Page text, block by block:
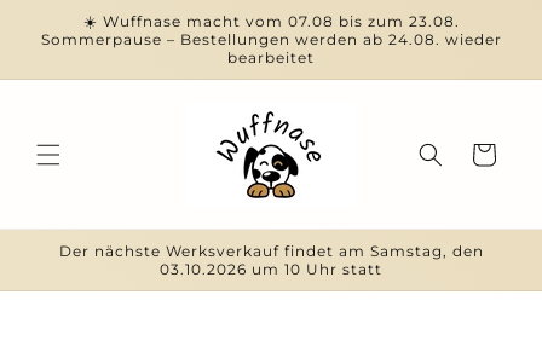
zum
Inhalt
☀️ Wuffnase macht vom 07.08 bis zum 23.08.
Sommerpause – Bestellungen werden ab 24.08. wieder
bearbeitet
Warenkorb
Der nächste Werksverkauf findet am Samstag, den
03.10.2026 um 10 Uhr statt